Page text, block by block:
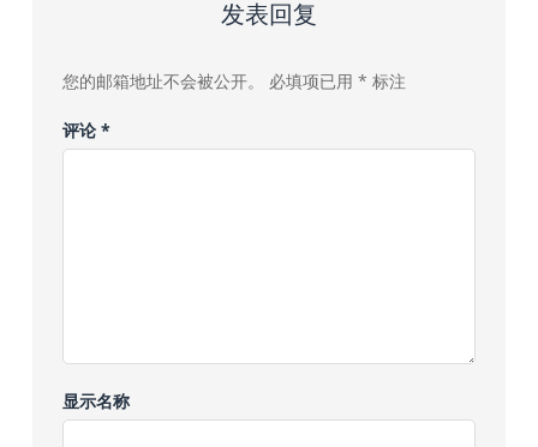
发表回复
您的邮箱地址不会被公开。 必填项已用 * 标注
评论 *
显示名称